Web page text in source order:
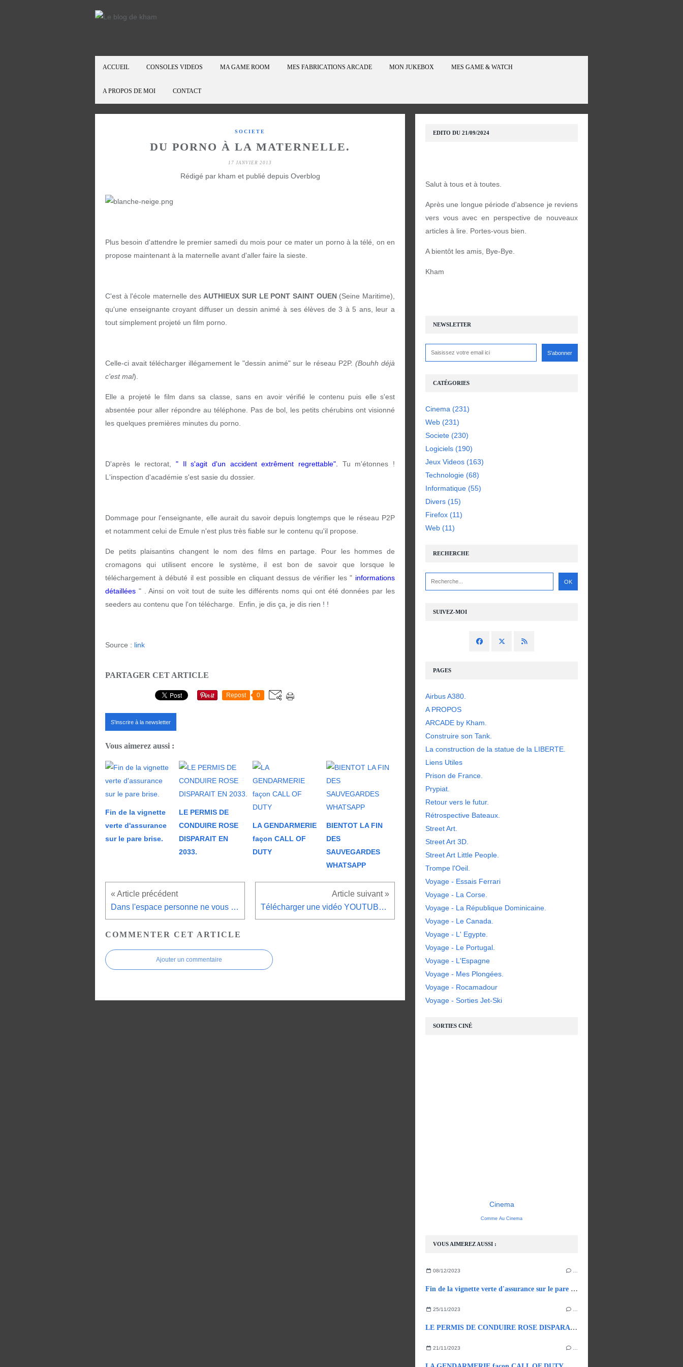
ACCUEIL CONSOLES VIDEOS MA GAME ROOM MES FABRICATIONS ARCADE MON JUKEBOX MES GAME & WATCH
A PROPOS DE MOI CONTACT
SOCIETE
DU PORNO À LA MATERNELLE.
17 JANVIER 2013
Rédigé par kham et publié depuis Overblog
Plus besoin d'attendre le premier samedi du mois pour ce mater un porno à la télé, on en
propose maintenant à la maternelle avant d'aller faire la sieste.
C'est à l'école maternelle des AUTHIEUX SUR LE PONT SAINT OUEN(Seine Maritime),
qu'une enseignante croyant diffuser un dessin animé à ses élèves de 3 à 5 ans, leur a
tout simplement projeté un film porno.
Celle-ci avait télécharger illégamement le "dessin animé" sur le réseau P2P.(Bouhh déjà
c'est mal).
Elle a projeté le film dans sa classe, sans en avoir vérifié le contenu puis elle s'est
absentée pour aller répondre au téléphone. Pas de bol, les petits chérubins ont visionné
les quelques premières minutes du porno.
D'après le rectorat, " Il s'agit d'un accident extrêment regrettable".
Tu m'étonnes !
L'inspection d'académie s'est sasie du dossier.
Dommage pour l'enseignante, elle aurait du savoir depuis longtemps que le réseau P2P
et notamment celui de Emule n'est plus très fiable sur le contenu qu'il propose.
De petits plaisantins changent le nom des films en partage. Pour les hommes de
cromagons qui utilisent encore le système, il est bon de savoir que lorsque le
téléchargement à débuté il est possible en cliquant dessus de vérifier les " informations
détaillées " . Ainsi on voit tout de suite les différents noms qui ont été données par les
seeders au contenu que l'on télécharge. Enfin, je dis ça, je dis rien ! !
Source : link
PARTAGER CET ARTICLE
Repost 0
S'inscrire à la newsletter
Vous aimerez aussi :
Fin de la vignette
verte d'assurance
sur le pare brise.
LE PERMIS DE
CONDUIRE ROSE
DISPARAIT EN
2033.
LA GENDARMERIE
façon CALL OF
DUTY
BIENTOT LA FIN
DES
SAUVEGARDES
WHATSAPP
Dans l'espace personne ne vous entendra pleurer. Télécharger une vidéo YOUTUBE : Facile
COMMENTER CET ARTICLE
Ajouter un commentaire
NEWSLETTER
SUIVEZ-MOI
RECHERCHE
VOUS AIMEREZ AUSSI :
08/12/2023
Fin de la vignette verte d'assurance sur le pare brise.
25/11/2023
LE PERMIS DE CONDUIRE ROSE DISPARAIT EN 2033.
21/11/2023
PAGES
Airbus A380.
A PROPOS
ARCADE by Kham.
Construire son Tank.
La construction de la statue de la LIBERTE.
Liens Utiles
Prison de France.
Prypiat.
Retour vers le futur.
Rétrospective Bateaux.
Street Art.
Street Art 3D.
Street Art Little People.
Trompe l'Oeil.
Voyage - Essais Ferrari
Voyage - La Corse.
Voyage - La République Dominicaine.
Voyage - Le Canada.
Voyage - L' Egypte.
Voyage - Le Portugal.
Voyage - L'Espagne
Voyage - Mes Plongées.
Voyage - Rocamadour
Voyage - Sorties Jet-Ski
CATÉGORIES
Cinema (231)
Web (231)
Societe (230)
Logiciels (190)
Jeux Videos (163)
Technologie (68)
Informatique (55)
Divers (15)
Firefox (11)
Web (11)
EDITO DU 21/09/2024
Salut à tous et à toutes.
Après une longue période d'absence je reviens
vers vous avec en perspective de nouveaux
articles à lire. Portes-vous bien.
A bientôt les amis, Bye-Bye.
Kham
SORTIES CINÉ
Cinema
Comme Au Cinema